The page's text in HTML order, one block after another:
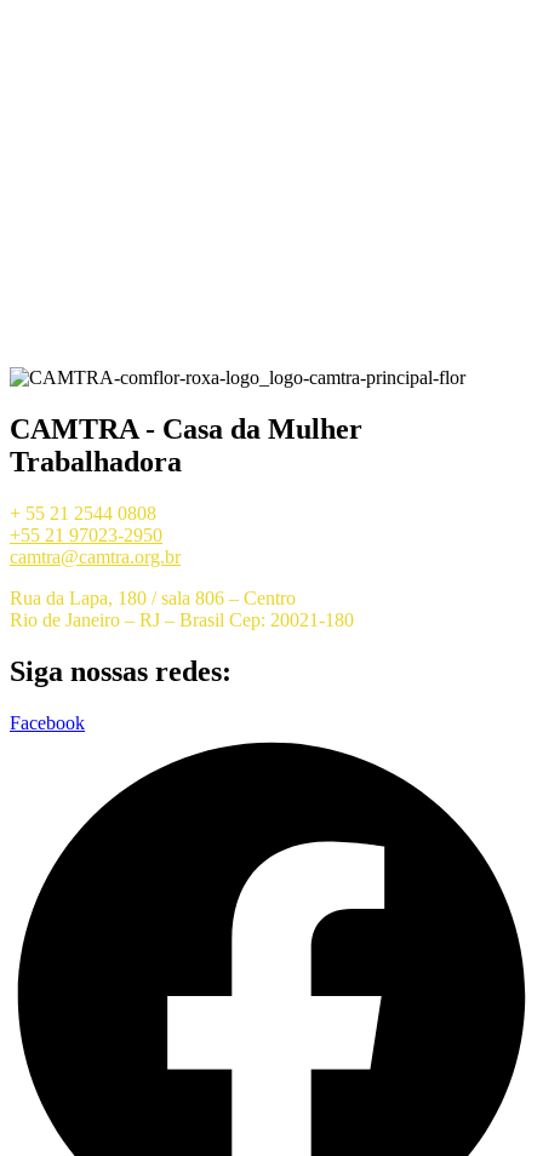
CAMTRA - Casa da Mulher
Trabalhadora
+ 55 21 2544 0808
+55 21 97023-2950
camtra@camtra.org.br
Rua da Lapa, 180 / sala 806 – Centro
Rio de Janeiro – RJ – Brasil Cep: 20021-180
Siga nossas redes:
Facebook